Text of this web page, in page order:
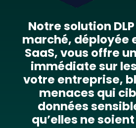
Notre solution
marché, déployée
SaaS, vous offre
immédiate sur
votre entreprise,
menaces qui
données
qu’elles ne